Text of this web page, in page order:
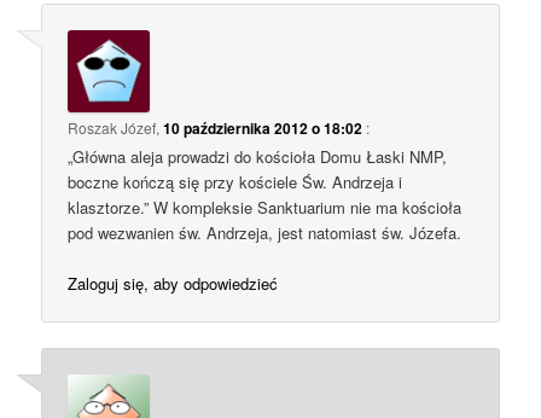
Roszak Józef,10 października 2012 o 18:02 :
„Główna aleja prowadzi do kościoła Domu Łaski NMP,
boczne kończą się przy kościele Św. Andrzeja i
klasztorze.” W kompleksie Sanktuarium nie ma kościoła
pod wezwanien św. Andrzeja, jest natomiast św. Józefa.
Zaloguj się, aby odpowiedzieć